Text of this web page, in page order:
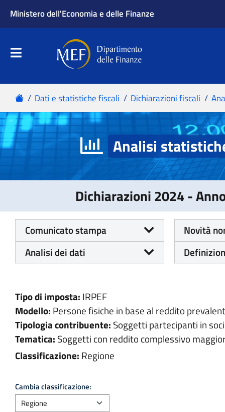
Analisi
Dichiarazioni 2024 -
Comunicato stampa
Novità
Analisi dei dati
Tipo di imposta: IRPEF
Modello: Persone fisiche in base al reddito
Tipologia contribuente: Soggetti partecipanti in
Tematica: Soggetti con reddito complessivo
Classificazione: Regione
Cambia classificazione: